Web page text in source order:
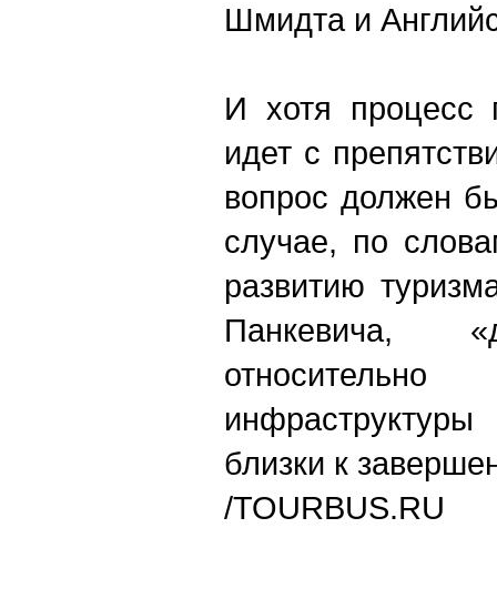
Шмидта и
И хотя процесс
идет с
вопрос должен
случае, по
развитию
Панкевича,
близки к
/TOURBUS.RU